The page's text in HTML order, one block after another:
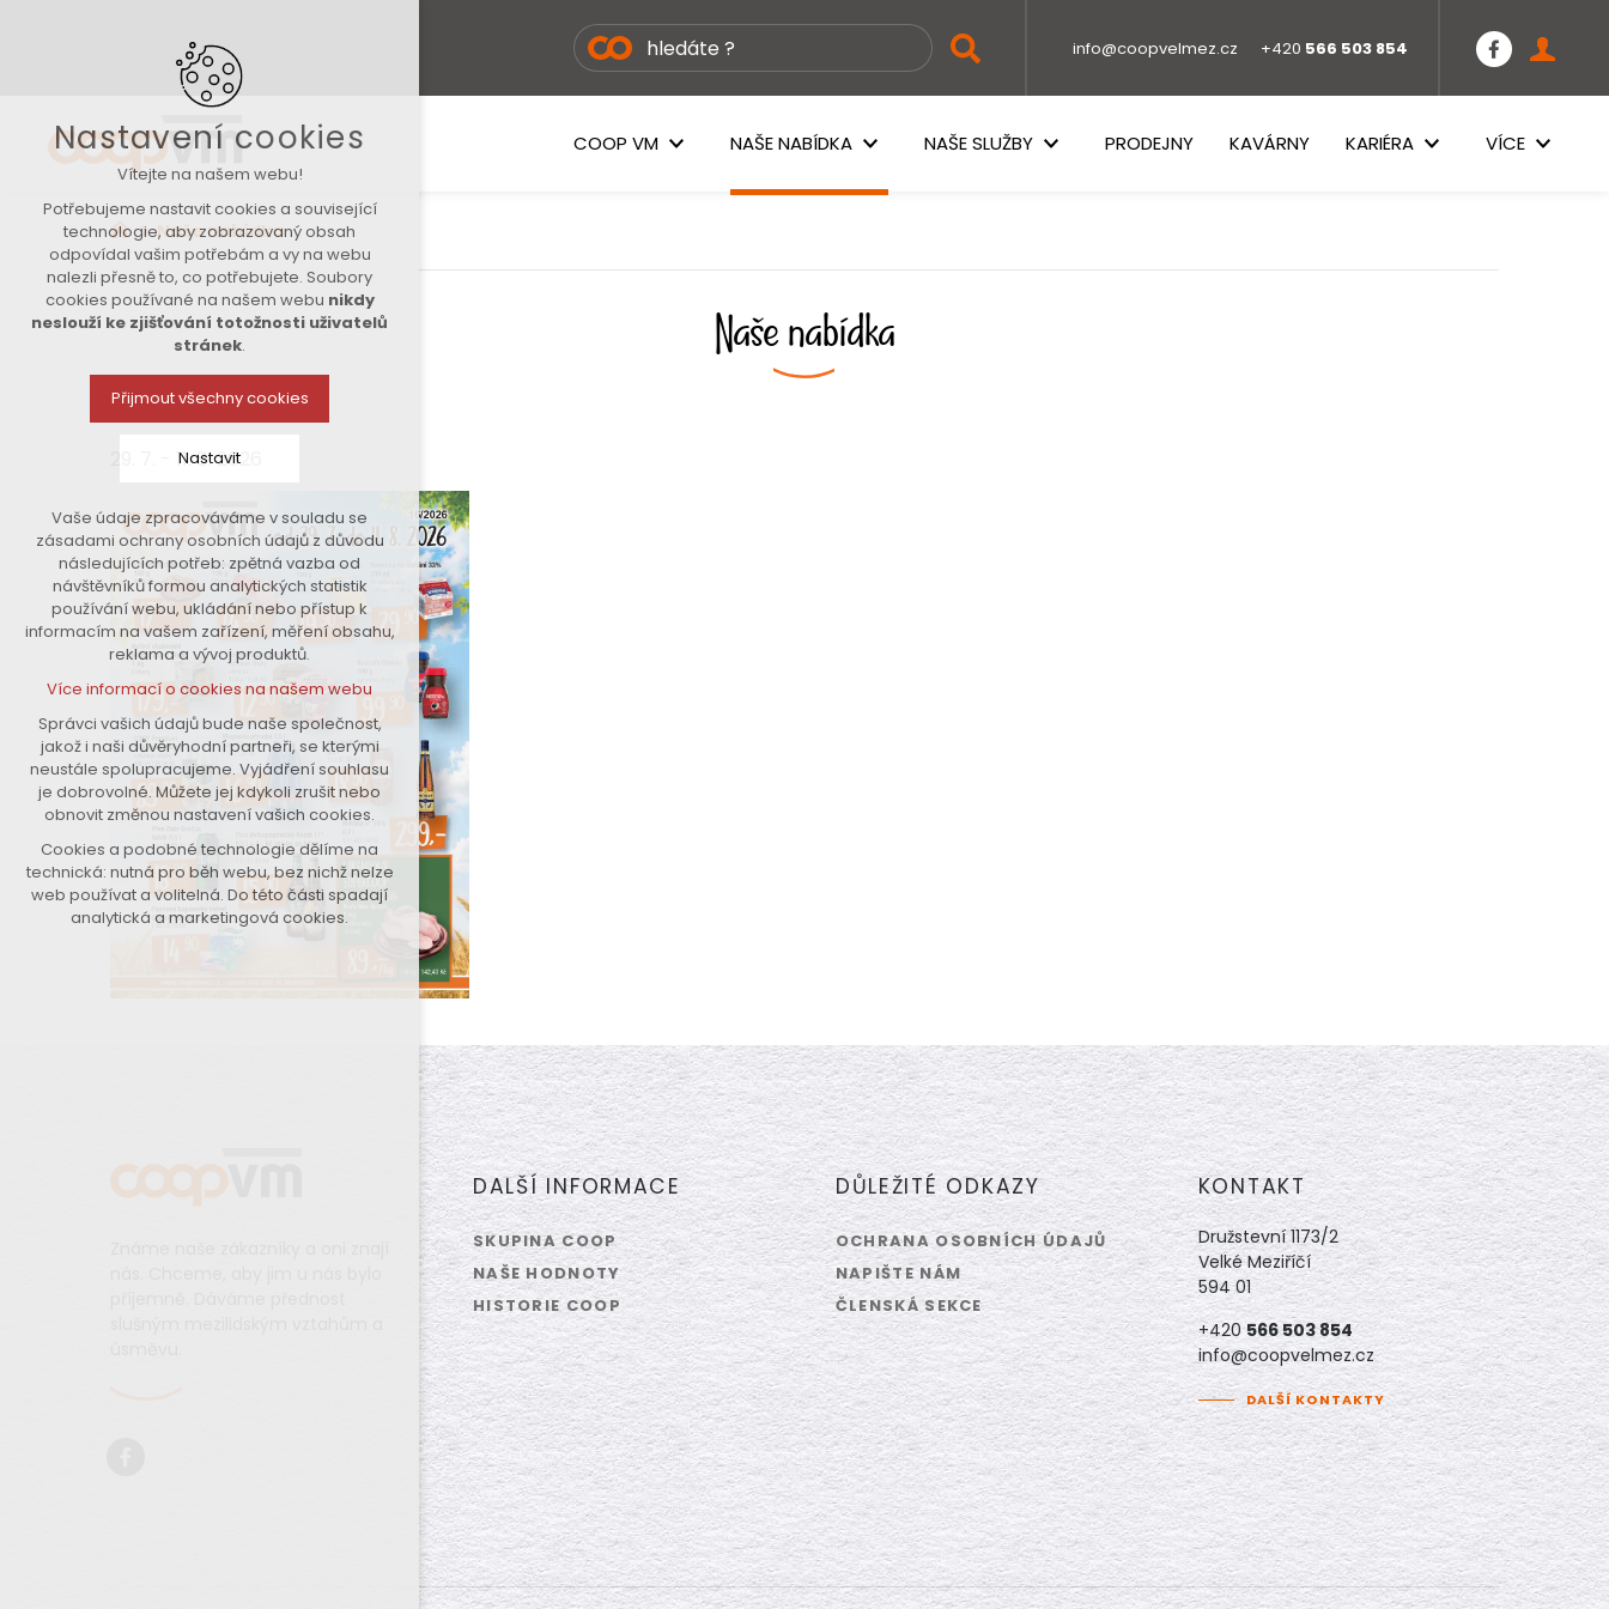
info@coopvelmez.cz +420 566 503 854
COOP VM NAŠE NABÍDKA NAŠE SLUŽBY PRODEJNY KAVÁRNY KARIÉRA VÍCE
Naše nabídka
Naše nabídka
29. 7. - 11. 8. 2026
DALŠÍ INFORMACE
SKUPINA COOP
NAŠE HODNOTY
HISTORIE COOP
DŮLEŽITÉ ODKAZY
OCHRANA OSOBNÍCH ÚDAJŮ
NAPIŠTE NÁM
ČLENSKÁ SEKCE
KONTAKT
Družstevní 1173/2
Velké Meziříčí
594 01
+420566 503 854
info@coopvelmez.cz
DALŠÍ KONTAKTY
Nastavení cookies
Vítejte na našem webu!
Potřebujeme nastavit cookies a související
technologie, aby zobrazovaný obsah
odpovídal vašim potřebám a vy na webu
nalezli přesně to, co potřebujete. Soubory
cookies používané na našem webu nikdy
neslouží ke zjišťování totožnosti uživatelů
stránek.
Přijmout všechny cookies
Nastavit
Technická cookies
nutná pro provozování webu
udržení kontextu stránek (session):
případná přihlášení, volby jazyka,
apod.
analytická pro anonymizované
vyhodnocení návštěvnosti
marketingová cookies (Google)
Více informací o cookies na našem webu
Přijmout všechny cookies
Odmítnout vše
Vaše údaje zpracováváme v souladu se
zásadami ochrany osobních údajů z důvodu
následujících potřeb: zpětná vazba od
návštěvníků formou analytických statistik
používání webu, ukládání nebo přístup k
informacím na vašem zařízení, měření obsahu,
reklama a vývoj produktů.
Více informací o cookies na našem webu
Správci vašich údajů bude naše společnost,
jakož i naši důvěryhodní partneři, se kterými
neustále spolupracujeme. Vyjádření souhlasu
je dobrovolné. Můžete jej kdykoli zrušit nebo
obnovit změnou nastavení vašich cookies.
Cookies a podobné technologie dělíme na
technická: nutná pro běh webu, bez nichž nelze
web používat a volitelná. Do této části spadají
analytická a marketingová cookies.